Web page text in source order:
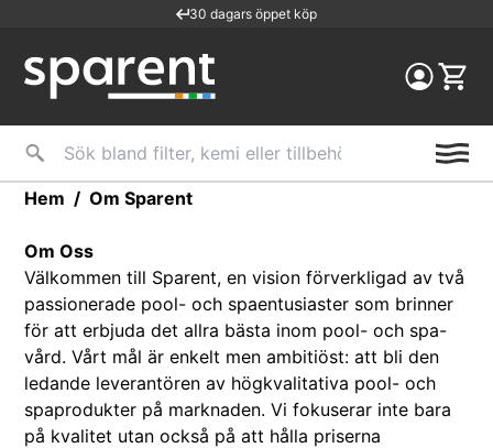
30 dagars öppet köp
Hem / Om Sparent
Om Oss
Välkommen till Sparent, en vision förverkligad av två
passionerade pool- och spaentusiaster som brinner
för att erbjuda det allra bästa inom pool- och spa-
vård. Vårt mål är enkelt men ambitiöst: att bli den
ledande leverantören av högkvalitativa pool- och
spaprodukter på marknaden. Vi fokuserar inte bara
på kvalitet utan också på att hålla priserna